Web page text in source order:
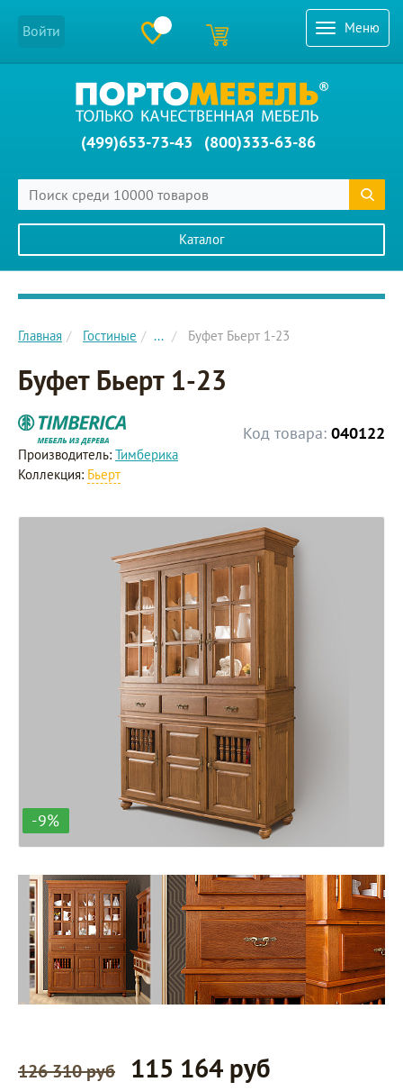
Меню
Войти
(499)653-73-43 (800)333-63-86
Каталог
Главное меню сайта
Главная Гостиные ... Буфет Бьерт 1-23
Буфет Бьерт 1-23
Код товара: 040122
Производитель: Тимберика
Коллекция: Бьерт
-9%
126 310 руб 115 164 руб